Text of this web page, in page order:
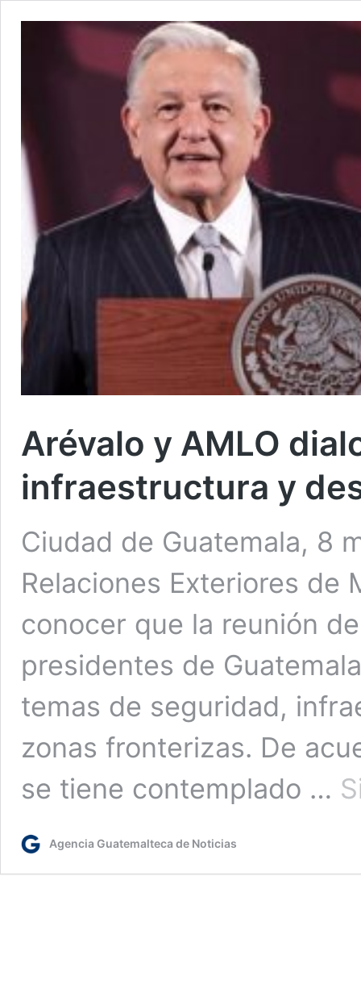
Arévalo y AMLO
infraestructura y
Ciudad de Guatemala, 8
Relaciones Exteriores de
conocer que la reunión
presidentes de
temas de seguridad,
zonas fronterizas. De
se tiene contemplado …
Agencia Guatemalteca de Noticias